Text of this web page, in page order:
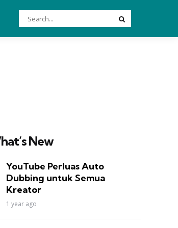
Search
for:
New
YouTube Perluas Auto
Dubbing untuk Semua
Kreator
1 year ago